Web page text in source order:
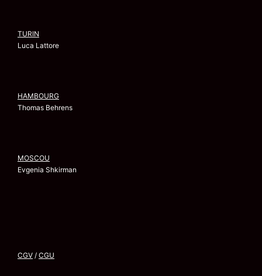
TURIN
Luca Lattore
HAMBOURG
Thomas Behrens
MOSCOU
Evgenia Shkirman
CGV / CGU